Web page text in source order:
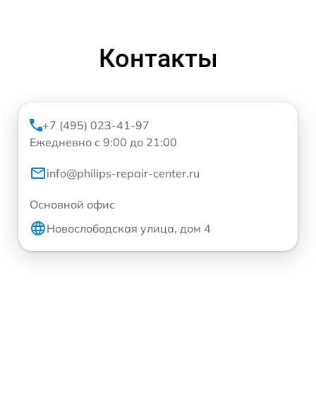
Контакты
+7 (495) 023-41-97
Ежедневно с 9:00 до 21:00
info@philips-repair-center.ru
Основной офис
Новослободская улица, дом 4